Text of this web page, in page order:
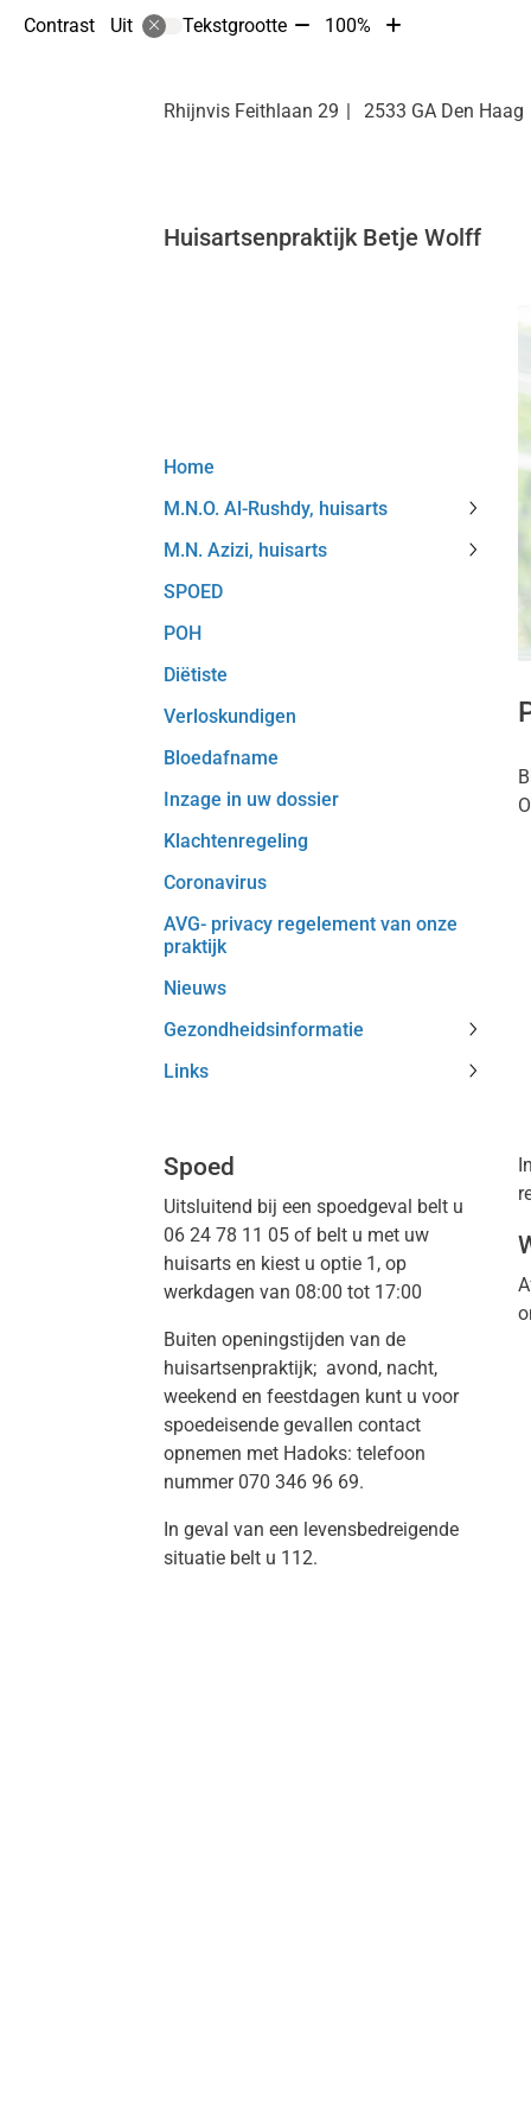
Contrast Uit Tekstgrootte Tekst
10%
100%
Tekst
10%
Rhijnvis Feithlaan 29 2533 GA Den Haag
Huisartsenpraktijk Betje Wolff
Home
M.N.O. Al-Rushdy, huisarts
Al-
M.N. Azizi, huisarts
SPOED
POH
Diëtiste
Verloskundigen
Bloedafname
Inzage in uw dossier
Klachtenregeling
Coronavirus
AVG- privacy regelement van onze
praktijk
Nieuws
Gezondheidsinformatie
Links
Spoed
Uitsluitend bij een spoedgeval belt u
06 24 78 11 05 of belt u met uw
huisarts en kiest u optie 1, op
werkdagen van 08:00 tot 17:00
Buiten openingstijden van de
huisartsenpraktijk; avond, nacht,
weekend en feestdagen kunt u voor
spoedeisende gevallen contact
opnemen met Hadoks: telefoon
nummer 070 346 96 69.
In geval van een levensbedreigende
situatie belt u 112.